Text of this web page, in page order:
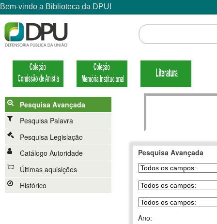
Pesquisa Avançada
Pesquisa Palavra
Pesquisa Legislação
Catálogo Autoridade
Últimas aquisições
Histórico
Pesquisa Avançada
Ano: